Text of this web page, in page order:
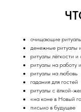
очищающие
денежные ритуалы
ритуалы лёгкости и
ритуалы на работу
ритуалы на любовь
гадания для гостей
ритуалы с ёлкой-
«на коне в Новый
письмо в будущее